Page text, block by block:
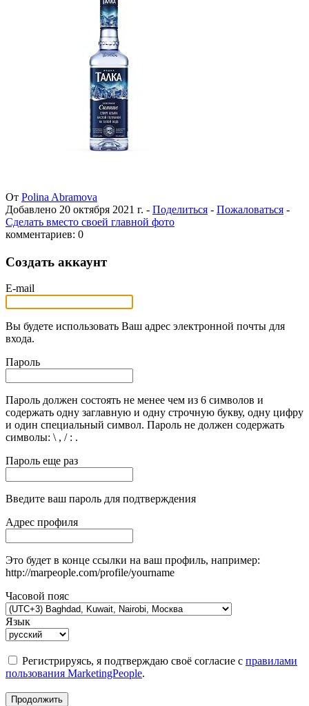
От Polina Abramova
Добавлено 20 октября 2021 г. - Поделиться - Пожаловаться -
Сделать вместо своей главной фото
комментариев: 0
Создать аккаунт
E-mail
Вы будете использовать Ваш адрес электронной почты для
входа.
Пароль
Пароль должен состоять не менее чем из 6 символов и
содержать одну заглавную и одну строчную букву, одну цифру
и один специальный символ. Пароль не должен содержать
символы: \ , / : .
Пароль еще раз
Введите ваш пароль для подтверждения
Адрес профиля
Это будет в конце ссылки на ваш профиль, например:
http://marpeople.com/profile/yourname
Часовой пояс
Язык
Регистрируясь, я подтверждаю своё согласие с правилами
пользования MarketingPeople.
Продолжить